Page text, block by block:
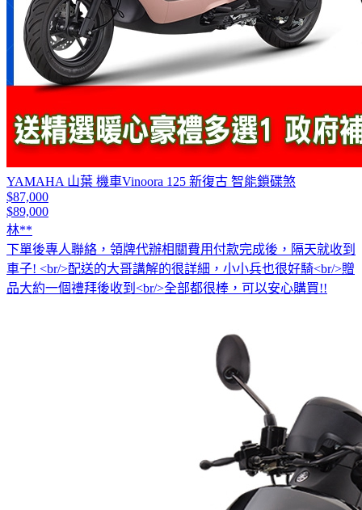
YAMAHA 山葉 機車Vinoora 125 新復古 智能鎖碟煞
$87,000
$89,000
林**
下單後專人聯絡，領牌代辦相關費用付款完成後，隔天就收到
車子! <br/>配送的大哥講解的很詳細，小小兵也很好騎<br/>贈
品大約一個禮拜後收到<br/>全部都很棒，可以安心購買!!